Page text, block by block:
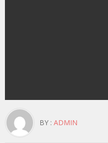
BY : ADMIN